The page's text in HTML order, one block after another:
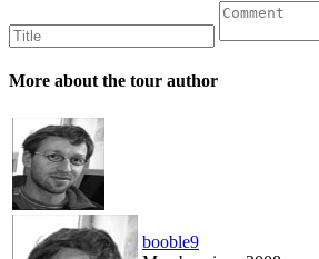
More about the tour author
booble9